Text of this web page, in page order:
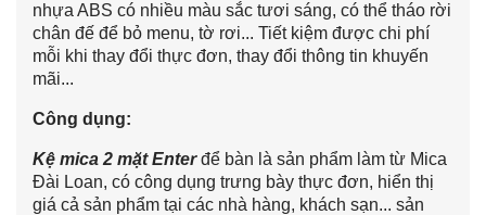
nhựa ABS có nhiều màu sắc tươi sáng, có thể tháo rời
chân đế để bỏ menu, tờ rơi... Tiết kiệm được chi phí
mỗi khi thay đổi thực đơn, thay đổi thông tin khuyến
mãi...
Công dụng:
Kệ mica 2 mặt Enterđể bàn là sản phẩm làm từ Mica
Đài Loan, có công dụng trưng bày thực đơn, hiển thị
giá cả sản phẩm tại các nhà hàng, khách sạn... sản